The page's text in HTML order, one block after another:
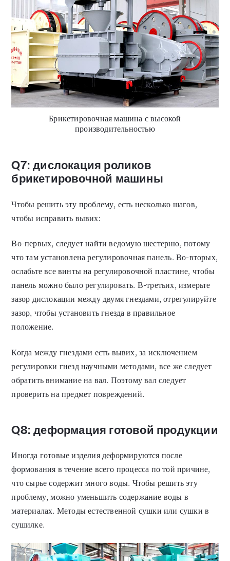
Брикетировочная машина с высокой
производительностью
Q7: дислокация роликов
брикетировочной машины
Чтобы решить эту проблему, есть несколько шагов,
чтобы исправить вывих:
Во-первых, следует найти ведомую шестерню, потому
что там установлена регулировочная панель. Во-вторых,
ослабьте все винты на регулировочной пластине, чтобы
панель можно было регулировать. В-третьих, измерьте
зазор дислокации между двумя гнездами, отрегулируйте
зазор, чтобы установить гнезда в правильное
положение.
Когда между гнездами есть вывих, за исключением
регулировки гнезд научными методами, все же следует
обратить внимание на вал. Поэтому вал следует
проверить на предмет повреждений.
Q8: деформация готовой продукции
Иногда готовые изделия деформируются после
формования в течение всего процесса по той причине,
что сырье содержит много воды. Чтобы решить эту
проблему, можно уменьшить содержание воды в
материалах. Методы естественной сушки или сушки в
сушилке.